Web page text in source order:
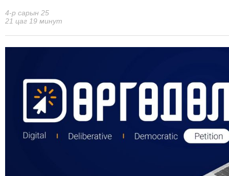
4-р сарын 25
21 цаг 19 минут